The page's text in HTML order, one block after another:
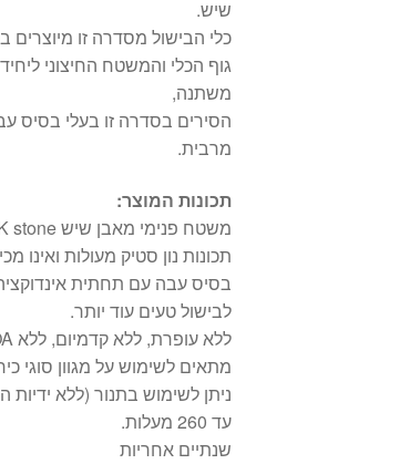
שיש.
כלי הבישול מסדרה זו
גוף הכלי והמשטח החיצוני
משתנה,
הסירים בסדרה זו בעלי בסיס
מרבית.
תכונות המוצר:
משטח פנימי מאבן שיש BLACK stone הינו משטח שיש עם חיזוק של מינרל חום,
תכונות נון סטיק מעולות ואינו
בסיס עבה עם תחתית
לבישול טעים עוד יותר.
ללא עופרת, ללא קדמיום, ללא PFOA
מתאים לשימוש על מגוון סוגי
עד 260 מעלות.
שנתיים אחריות